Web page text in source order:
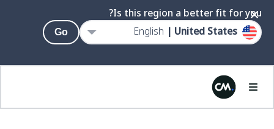
Is this region a better fit for you?
United States |
English
Go